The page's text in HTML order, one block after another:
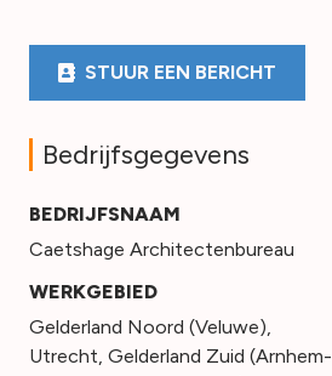
STUUR EEN BERICHT
Bedrijfsgegevens
BEDRIJFSNAAM
Caetshage Architectenbureau
WERKGEBIED
Gelderland Noord (Veluwe),
Utrecht, Gelderland Zuid (Arnhem-